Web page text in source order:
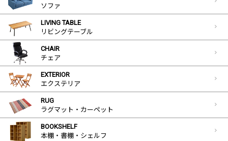
ソファ
LIVING TABLE
リビングテーブル
CHAIR
チェア
EXTERIOR
エクステリア
RUG
ラグマット・カーペット
BOOKSHELF
本棚・書棚・シェルフ